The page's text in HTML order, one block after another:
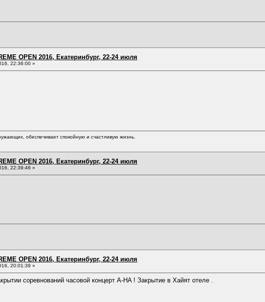
OPEN 2016, Екатеринбург, 22-24 июля
22:36:00 »
обеспечивает спокойную и счастливую жизнь.
OPEN 2016, Екатеринбург, 22-24 июля
22:39:46 »
OPEN 2016, Екатеринбург, 22-24 июля
20:01:39 »
соревнований часовой концерт A-HA ! Закрытие в Хайят отеле .